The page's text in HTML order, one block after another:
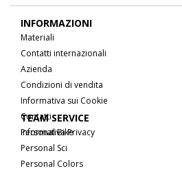
INFORMAZIONI
Materiali
Contatti internazionali
Azienda
Condizioni di vendita
Informativa sui Cookie
Contatti
Informativa Privacy
TEAM SERVICE
Personal Bike
Personal Sci
Personal Colors